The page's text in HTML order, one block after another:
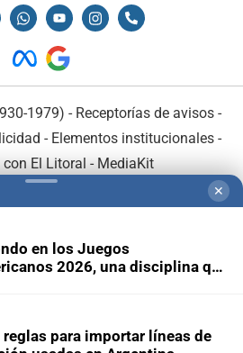
1979) - Receptorías de avisos -
- Elementos institucionales-
El Litoral - MediaKit
Asociación con:
✕
en los Juegos
2026, una disciplina que
reglas para importar líneas de